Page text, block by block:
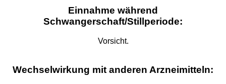
Einnahme während
Schwangerschaft/Stillperiode:
Vorsicht.
Wechselwirkung mit anderen Arzneimitteln: